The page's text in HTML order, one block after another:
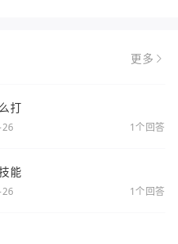
更多
打
1个回答
能
1个回答